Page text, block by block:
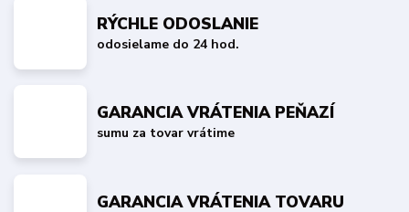
RÝCHLE ODOSLANIE
odosielame do 24 hod.
GARANCIA VRÁTENIA PEŇAZÍ
sumu za tovar vrátime
GARANCIA VRÁTENIA TOVARU